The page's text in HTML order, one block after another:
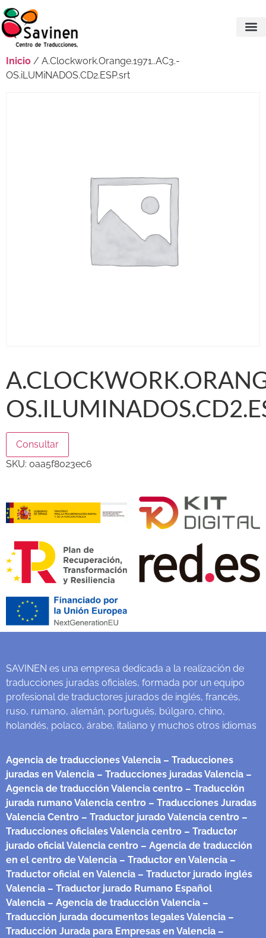
Inicio / A.Clockwork.Orange.1971..AC3.-
OS.iLUMiNADOS.CD2.ESP.srt
Consultar
SKU: 0aa5f8023ec6
SAVINEN es una empresa dedicada a la realización de
traducciones juradas oficiales, formada por un equipo
profesional de traductores jurados de inglés, francés,
ruso, rumano, alemán, portugués, búlgaro, chino,
holandés, polaco, árabe, italiano y muchos otros idiomas
Agencia de traducciones Valencia – Traducciones
juradas en Valencia – Traducciones juradas Valencia –
Agencia de traducción Valencia centro – Traducción
jurada rumano Valencia centro – Traducciones Juradas
Valencia Centro – Traductor jurado Valencia centro –
Traducciones oficiales Valencia centro – Traductor
jurado oficial Valencia centro – Agencia de traducción
en el centro de Valencia – Traductor en Valencia –
Traductor oficial en Valencia – Traductor jurado inglés
Valencia – Traductor jurado Rumano Español
Valencia – Agencia de traducción Valencia –
Traducción jurada documentos legales Valencia –
Traducción Jurada para Empresas en Valencia –